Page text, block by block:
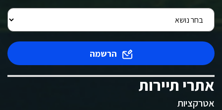
הרשמה
אתרי תיירות
אטרקציות